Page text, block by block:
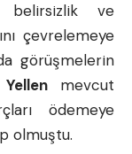
ve
çevrelemeye
görüşmelerin
mevcut
ödemeye
olmuştu.